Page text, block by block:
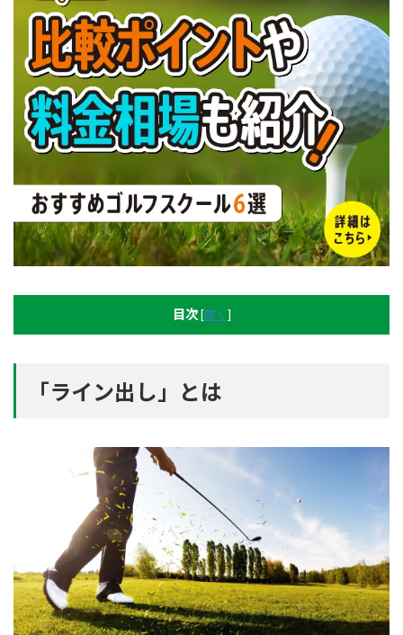
目次 [開く ]
「ライン出し」とは